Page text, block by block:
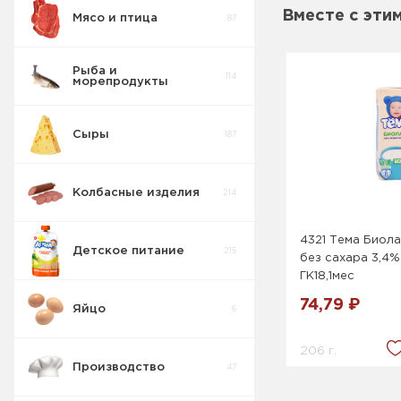
Мясо и птица 87
Рыба и
морепродукты
114
Сыры 187
Колбасные изделия 214
Детское питание 215
Кусочки
Детская
Яйцо 6
Производство 47
Вместе с
4321 Тема
без сахара
ГК18,1мес
74,79 ₽
206 г.